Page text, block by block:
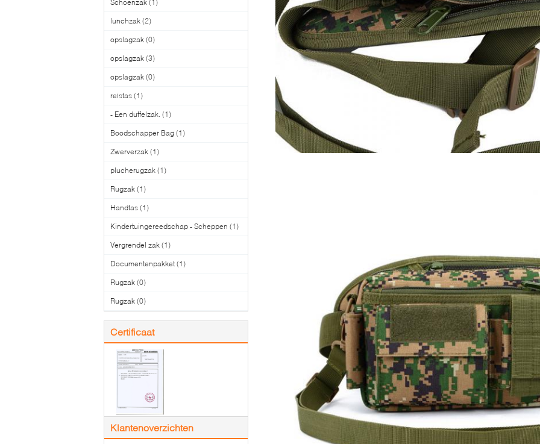
Schoenzak (1)
lunchzak (2)
opslagzak (0)
opslagzak (3)
opslagzak (0)
reistas (1)
- Een duffelzak. (1)
Boodschapper Bag (1)
Zwerverzak (1)
plucherugzak (1)
Rugzak (1)
Handtas (1)
Kindertuingereedschap - Scheppen (1)
Vergrendel zak (1)
Documentenpakket (1)
Rugzak (0)
Rugzak (0)
Certificaat
Klantenoverzichten